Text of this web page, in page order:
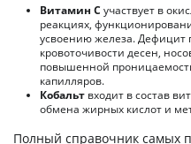
Витамин С участвует в
реакциях,
усвоению железа. Дефицит
кровоточивости десен,
повышенной
капилляров.
Кобальт входит в состав
обмена жирных кислот и
Полный справочник самых